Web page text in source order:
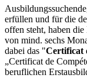
erfüllen und für die
offen steht, haben
von mind. sechs
dabei das "Certificat
„Certificat de
beruflichen